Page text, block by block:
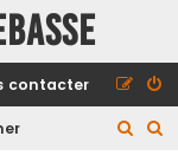
contacter